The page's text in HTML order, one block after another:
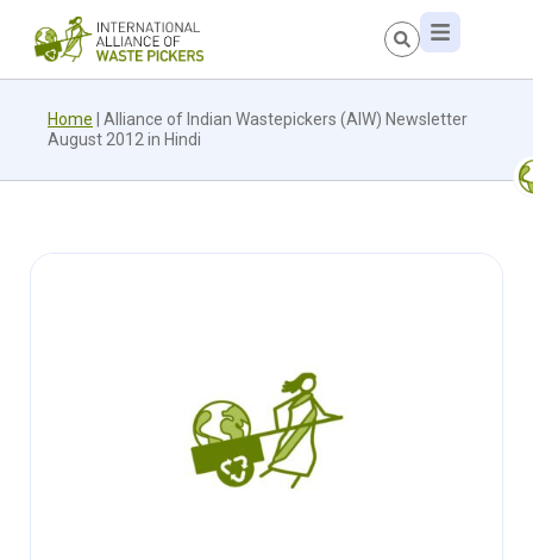
Home
Alliance of Indian Wastepickers (AIW) Newsletter
August 2012 in Hindi